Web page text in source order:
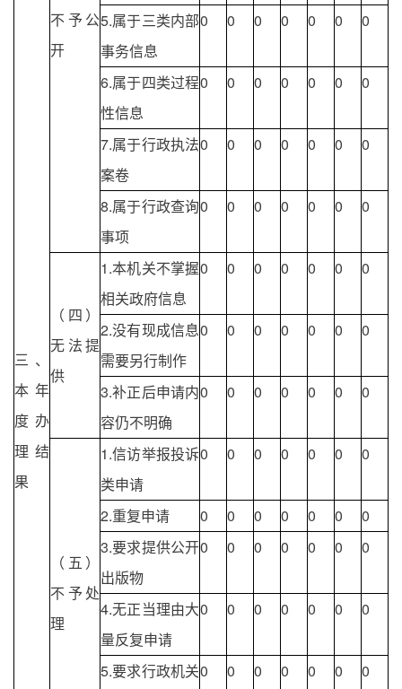
三、
本年
度办
理结
果
不予公
开
5.属于三类内部
事务信息
0 0 0 0 0 0 0
6.属于四类过程
性信息
0 0 0 0 0 0 0
7.属于行政执法
案卷
0 0 0 0 0 0 0
8.属于行政查询
事项
0 0 0 0 0 0 0
（四）
无法提
供
1.本机关不掌握
相关政府信息
0 0 0 0 0 0 0
2.没有现成信息
需要另行制作
0 0 0 0 0 0 0
3.补正后申请内
容仍不明确
0 0 0 0 0 0 0
（五）
不予处
理
1.信访举报投诉
类申请
0 0 0 0 0 0 0
2.重复申请 0 0 0 0 0 0
0
3.要求提供公开
出版物
0 0 0 0 0 0 0
4.无正当理由大
量反复申请
0 0 0 0 0 0 0
5.要求行政机关0 0 0 0 0 0 0